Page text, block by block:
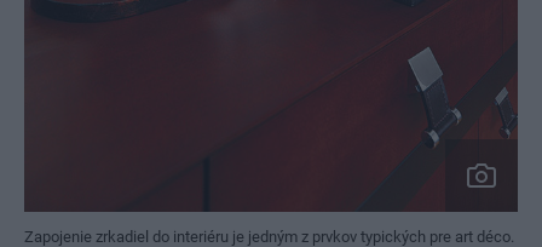
Zapojenie zrkadiel do interiéru je jedným z prvkov typických pre art déco.